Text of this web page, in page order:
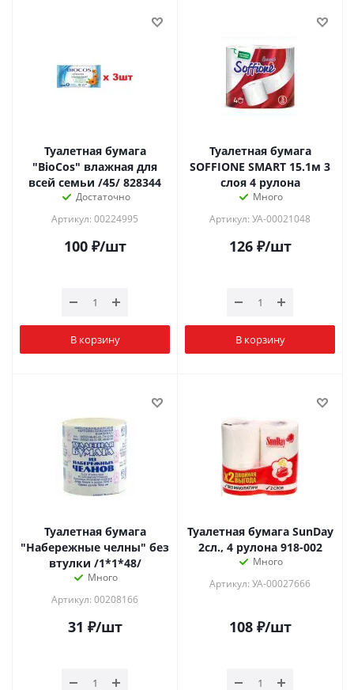
Туалетная бумага
"BioCos" влажная для
всей семьи /45/ 828344
Достаточно
Артикул: 00224995
100₽/шт
В корзину
Туалетная бумага
SOFFIONE SMART 15.1м 3
слоя 4 рулона
Много
Артикул: УА-00021048
126₽/шт
В корзину
Туалетная бумага
"Набережные челны" без
втулки /1*1*48/
Много
Артикул: 00208166
31 ₽/шт
Туалетная бумага SunDay
2сл., 4 рулона 918-002
Много
Артикул: УА-00027666
108₽/шт